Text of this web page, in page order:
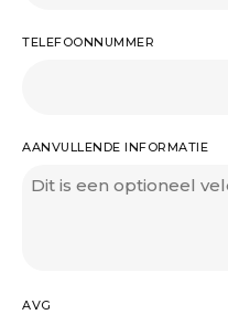
TELEFOONNUMMER
AANVULLENDE INFORMATIE
AVG